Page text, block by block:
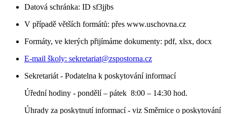
Datová schránka: ID sf3jjbs
V případě větších formátů: přes www.uschovna.cz
Formáty, ve kterých přijímáme dokumenty: pdf, xlsx, docx
E-mail školy: sekretariat@zspostorna.cz
Sekretariát - Podatelna k poskytování informací
Úřední hodiny - pondělí – pátek 8:00 – 14:30 hod.
Úhrady za poskytnutí informací - viz Směrnice o poskytování